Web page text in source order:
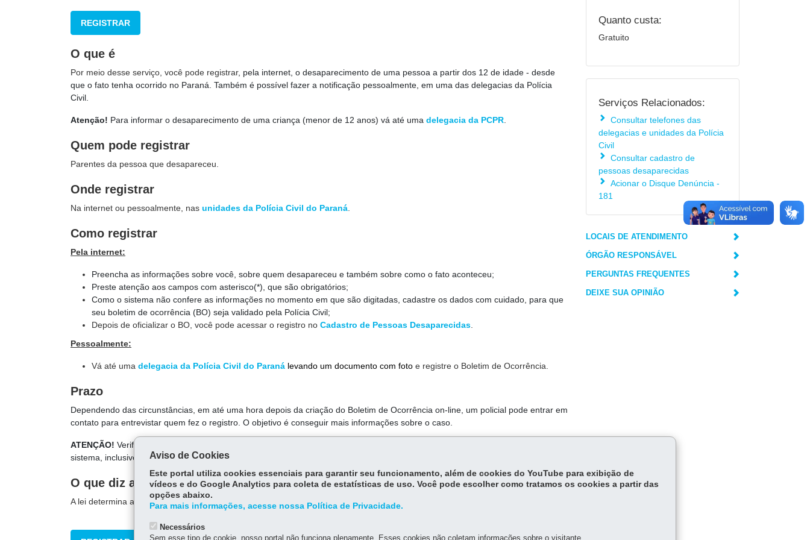
REGISTRAR
O que é
Por meio desse serviço, você pode registrar, pela internet, o desaparecimento de uma pessoa a partir dos 12 de idade - desde
que o fato tenha ocorrido no Paraná. Também é possível fazer a notificação pessoalmente, em uma das delegacias da Polícia
Civil.
Atenção! Para informar o desaparecimento de uma criança (menor de 12 anos) vá até uma delegacia da PCPR
Quem pode registrar
Parentes da pessoa que desapareceu.
Onde registrar
Na internet ou pessoalmente, nas unidades da Polícia Civil do Paraná
Como registrar
Pela internet:
Preencha as informações sobre você, sobre quem desapareceu e também sobre como o fato aconteceu;
Preste atenção aos campos com asterisco(*), que são obrigatórios;
Como o sistema não confere as informações no momento em que são digitadas, cadastre os dados com cuidado, para que
seu boletim de ocorrência (BO) seja validado pela Polícia Civil;
Depois de oficializar o BO, você pode acessar o registro no Cadastro de Pessoas Desaparecidas
Pessoalmente:
Vá até uma delegacia da Polícia Civil do Paraná levando um documento com foto e registre o Boletim de Ocorrência.
Prazo
Dependendo das circunstâncias, em até uma hora depois da criação do Boletim de Ocorrência on-line, um policial pode entrar em
contato para entrevistar quem fez o registro. O objetivo é conseguir mais informações sobre o caso.
ATENÇÃO! Verifique seu e-mail para saber se está funcionando normalmente. Todas as mensagens são encaminhadas pelo
sistema, inclusive um link de impressão quando o BO on-line for aceito.
O que diz a lei
A lei determina a investigação policial imediata em casos de desaparecimento de crianças e adolescentes.
Quanto custa:
Gratuito
Serviços Relacionados:
Consultar telefones das
delegacias e unidades da Polícia
Civil
Consultar cadastro de
pessoas desaparecidas
Acionar o Disque Denúncia -
181
LOCAIS DE ATENDIMENTO
ÓRGÃO RESPONSÁVEL
PERGUNTAS FREQUENTES
DEIXE SUA OPINIÃO
Aviso de Cookies
Este portal utiliza cookies essenciais para garantir seu funcionamento, além de cookies do YouTube para exibição de
vídeos e do Google Analytics para coleta de estatísticas de uso. Você pode escolher como tratamos os cookies a partir das
opções abaixo.
Para mais informações, acesse nossa Política de Privacidade.
Necessários
Sem esse tipo de cookie, nosso portal não funciona plenamente. Esses cookies não coletam informações sobre o visitante.